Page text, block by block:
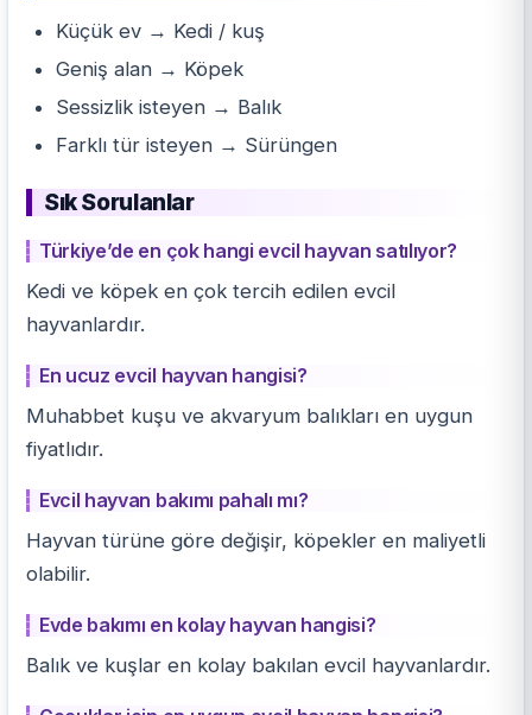
Küçük ev → Kedi / kuş
Geniş alan → Köpek
Sessizlik isteyen → Balık
Farklı tür isteyen → Sürüngen
Sık Sorulanlar
Türkiye’de en çok hangi evcil hayvan satılıyor?
Kedi ve köpek en çok tercih edilen evcil
hayvanlardır.
En ucuz evcil hayvan hangisi?
Muhabbet kuşu ve akvaryum balıkları en uygun
fiyatlıdır.
Evcil hayvan bakımı pahalı mı?
Hayvan türüne göre değişir, köpekler en maliyetli
olabilir.
Evde bakımı en kolay hayvan hangisi?
Balık ve kuşlar en kolay bakılan evcil hayvanlardır.